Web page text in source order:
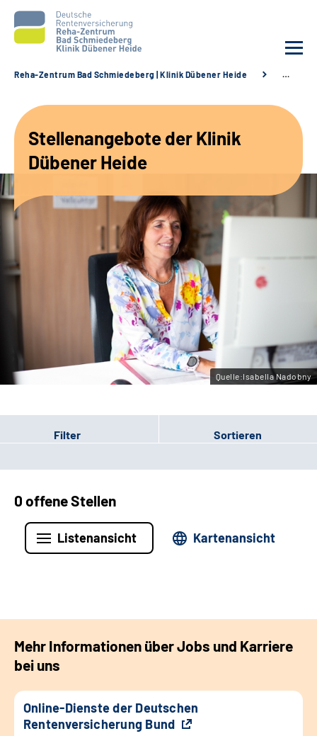
Unsere Angebote
Karriere
Sozialdienste & Zuweisende
Leichte Sprache
Gebärdensprache
Reha-Zentrum Bad Schmiedeberg | Klinik Dübener Heide …
Stellenangebote der Klinik
Dübener Heide
Quelle:Isabella Nadobny
Filter Sortieren
0 offene Stellen
Listenansicht Kartenansicht
Mehr Informationen über Jobs und Karriere
bei uns
Online-Dienste der Deutschen
Rentenversicherung Bund